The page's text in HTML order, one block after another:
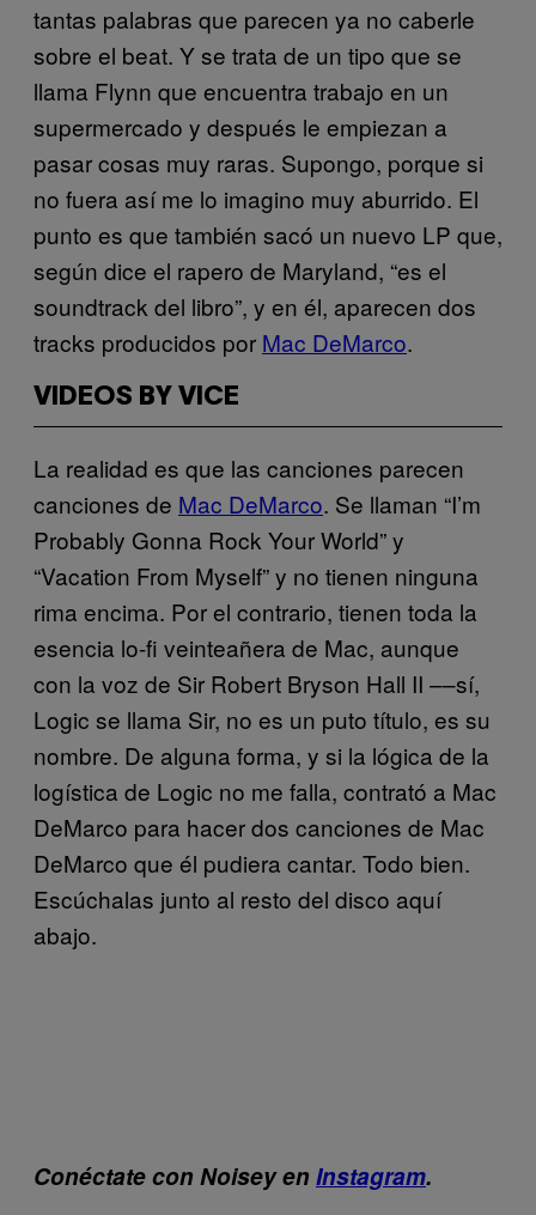
tantas palabras que parecen ya no caberle
sobre el beat. Y se trata de un tipo que se
llama Flynn que encuentra trabajo en un
supermercado y después le empiezan a
pasar cosas muy raras. Supongo, porque si
no fuera así me lo imagino muy aburrido. El
punto es que también sacó un nuevo LP que,
según dice el rapero de Maryland, “es el
soundtrack del libro”, y en él, aparecen dos
tracks producidos por Mac DeMarco.
VIDEOS BY VICE
La realidad es que las canciones parecen
canciones de Mac DeMarco. Se llaman “I’m
Probably Gonna Rock Your World” y
“Vacation From Myself” y no tienen ninguna
rima encima. Por el contrario, tienen toda la
esencia lo-fi veinteañera de Mac, aunque
con la voz de Sir Robert Bryson Hall II ––sí,
Logic se llama Sir, no es un puto título, es su
nombre. De alguna forma, y si la lógica de la
logística de Logic no me falla, contrató a Mac
DeMarco para hacer dos canciones de Mac
DeMarco que él pudiera cantar. Todo bien.
Escúchalas junto al resto del disco aquí
abajo.
Conéctate con Noisey en Instagram.